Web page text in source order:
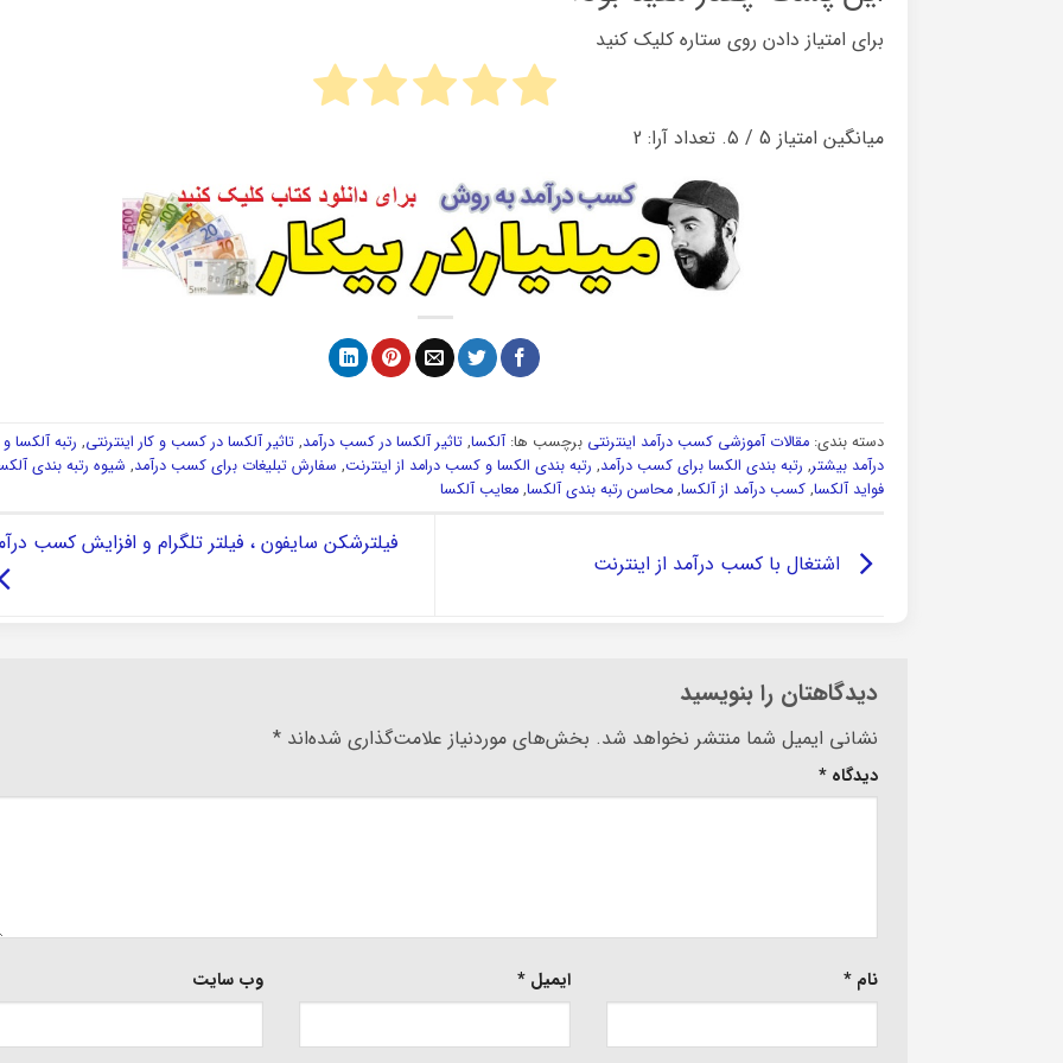
برای امتیاز دادن روی ستاره کلیک کنید
میانگین امتیاز 5/ ۵. تعداد آرا: 2
دسته بندی: مقالات آموزشی کسب درآمد اینترنتی برچسب ها:آلکسا, تاثیر آلکسا در کسب درآمد, تاثیر آلکسا در کسب و کار اینترنتی, رتبه آلکسا و
درآمد بیشتر, رتبه بندی الکسا برای کسب درآمد, رتبه بندی الکسا و کسب درامد از اینترنت, سفارش تبلیغات برای کسب درآمد, شیوه رتبه بندی
فواید آلکسا, کسب درآمد از آلکسا, محاسن رتبه بندی آلکسا, معایب آلکسا
اشتغال با کسب درآمد از اینترنت
فیلترشکن سایفون ، فیلتر تلگرام و افزایش کسب
دیدگاهتان را بنویسید
نشانی ایمیل شما منتشر نخواهد شد. بخش‌های موردنیاز علامت‌گذاری شده‌اند *
دیدگاه *
نام * ایمیل * وب‌ سایت
Alternative: